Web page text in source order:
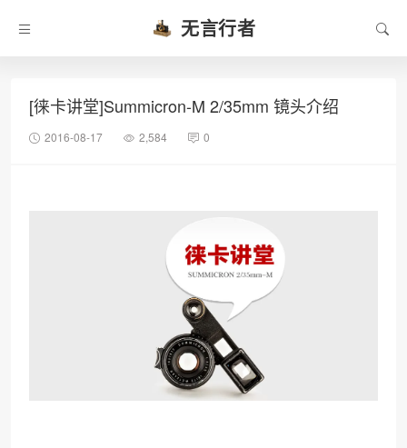
无言行者
[徕卡讲堂]Summicron-M 2/35mm 镜头介绍
2016-08-17 2,584 0